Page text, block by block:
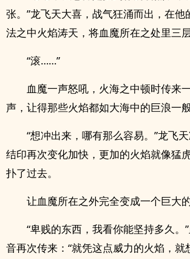
张。”龙飞天大喜，战气狂涌而出，在他
法之中火焰涛天，将血魔所在之处里三
“滚……”
血魔一声怒吼，火海之中顿时传来
声，让得那些火焰都如大海中的巨浪一
“想冲出来，哪有那么容易。”龙飞
结印再次变化加快，更加的火焰就像猛
扑了过去。
让血魔所在之外完全变成一个巨大的
“卑贱的东西，我看你能坚持多久。
音再次传来：“就凭这点威力的火焰，就